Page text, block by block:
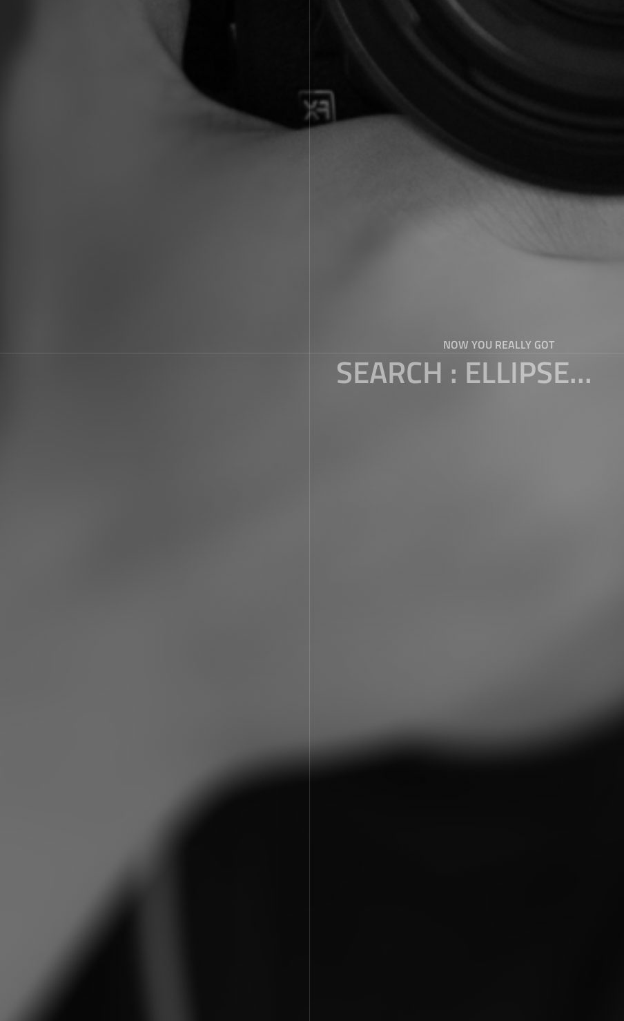
NOW YOU REALLY GOT
SEARCH : ELLIPSE...